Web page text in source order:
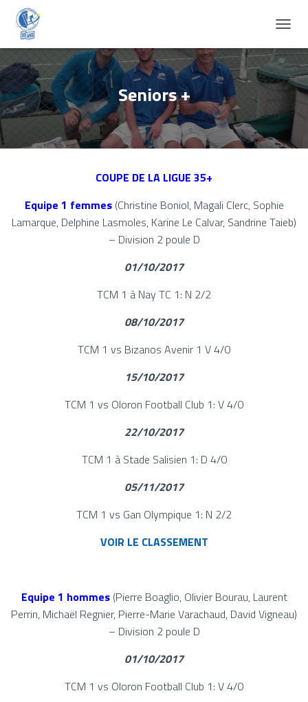
É
P
L
R
A
N
G
A
T
Seniors +
COUPE DE LA LIGUE 35+
Equipe 1 femmes (Christine Boniol, Magali Clerc, Sophie
Lamarque, Delphine Lasmoles, Karine Le Calvar, Sandrine Taieb)
– Division 2 poule D
01/10/2017
TCM 1 à Nay TC 1: N 2/2
08/10/2017
TCM 1 vs Bizanos Avenir 1 V 4/0
15/10/2017
TCM 1 vs Oloron Football Club 1: V 4/0
22/10/2017
TCM 1 à Stade Salisien 1: D 4/0
05/11/2017
TCM 1 vs Gan Olympique 1: N 2/2
VOIR LE CLASSEMENT
Equipe 1 hommes(Pierre Boaglio, Olivier Bourau, Laurent
Perrin, Michaël Regnier, Pierre-Marie Varachaud, David Vigneau)
– Division 2 poule D
01/10/2017
TCM 1 vs Oloron Football Club 1: V 4/0